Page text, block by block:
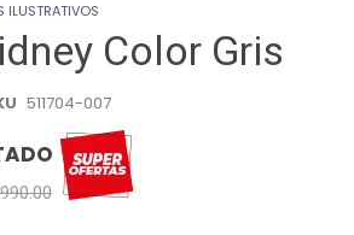
Color Gris
511704-007
ILUSTRATIVOS